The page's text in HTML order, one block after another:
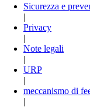
Sicurezza e
|
Privacy
|
Note legali
|
URP
|
meccanismo di
|